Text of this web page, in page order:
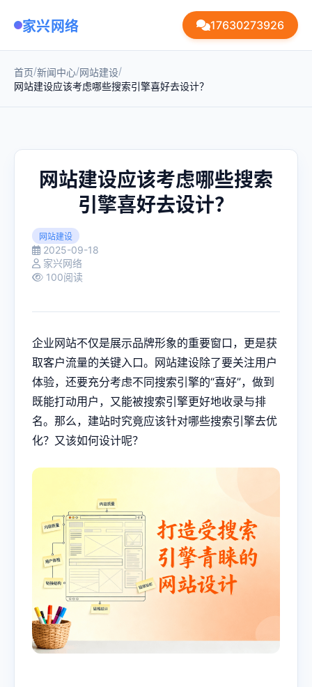
家兴网络 17630273926
首页/新闻中心/网站建设/
网站建设应该考虑哪些搜索引擎喜好去设计？
网站建设应该考虑哪些搜索
引擎喜好去设计？
网站建设
2025-09-18
家兴网络
100阅读
企业网站不仅是展示品牌形象的重要窗口，更是获
取客户流量的关键入口。网站建设除了要关注用户
体验，还要充分考虑不同搜索引擎的“喜好”，做到
既能打动用户，又能被搜索引擎更好地收录与排
名。那么，建站时究竟应该针对哪些搜索引擎去优
化？又该如何设计呢？